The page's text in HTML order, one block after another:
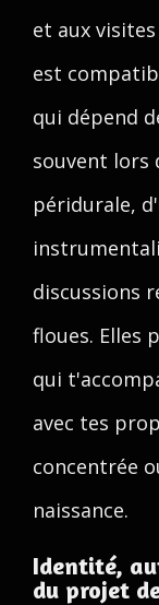
et aux
est
qui dépend
souvent lors
péridurale,
discussions
floues. Elles
qui
avec tes
concentrée
naissance.
Identité,
du projet